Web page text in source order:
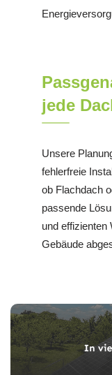
jede
Unsere
fehlerfreie
ob Flachdach
passende
und effizienten
Gebäude